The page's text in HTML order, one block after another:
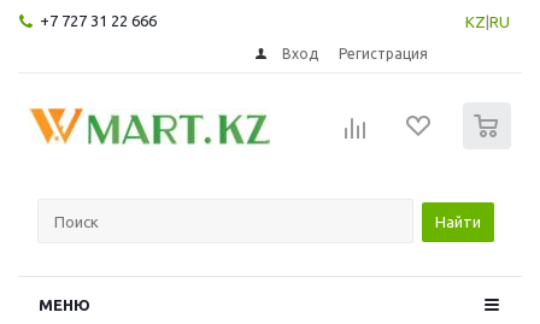
+7 727 31 22 666 KZ RU
Вход Регистрация
Найти
МЕНЮ